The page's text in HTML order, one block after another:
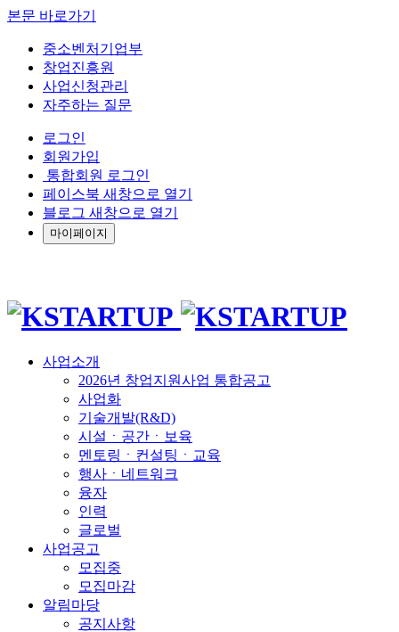
본문 바로가기
중소벤처기업부
창업진흥원
사업신청관리
자주하는 질문
로그인
회원가입
통합회원 로그인
페이스북 새창으로 열기
블로그 새창으로 열기
마이페이지
사업소개
2026년 창업지원사업 통합공고
사업화
기술개발(R&D)
시설ㆍ공간ㆍ보육
멘토링ㆍ컨설팅ㆍ교육
행사ㆍ네트워크
융자
인력
글로벌
사업공고
모집중
모집마감
알림마당
공지사항